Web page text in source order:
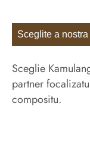
Sceglite a
Sceglie
partner
compositu.